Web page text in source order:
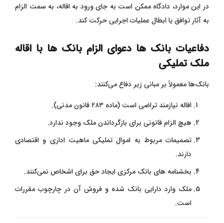
در این موارد، دادگاه ممکن است به جای ورود به اقاله، به سمت الزام
به آثار توافق یا ابطال عملیات اجرایی حرکت کند.
دفاعیات بانک‌ ها دعوای الزام بانک ها با اقاله
ملک تملیکی
بانک‌ها معمولاً بر مبانی زیر دفاع می‌کنند:
اقاله نیازمند تراضی است (ماده ۲۸۳ قانون مدنی).
هیچ الزام قانونی برای بازگرداندن ملک وجود ندارد.
تصمیمات مربوط به اموال تملیکی ماهیت اداری و اقتصادی
دارند.
بخشنامه‌ های بانک مرکزی ایجاد حق برای اشخاص نمی‌کنند.
ملک وارد دارایی بانک شده و فروش آن در چارچوب مقررات
است.